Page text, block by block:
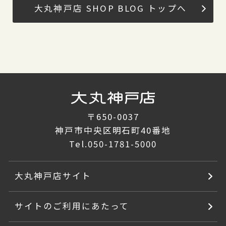
大丸神戸店 SHOP BLOG トップへ
〒650-0037
神戸市中央区明石町40番地
Tel.050-1781-5000
大丸神戸店サイト
サイトのご利用にあたって